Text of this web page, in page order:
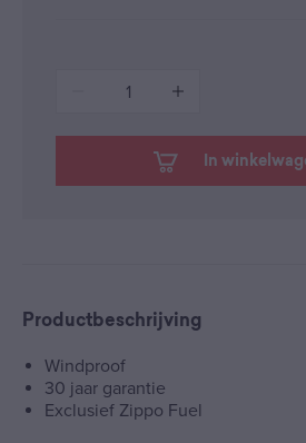
1
In
Productbeschrijving
Windproof
30 jaar garantie
Exclusief Zippo Fuel